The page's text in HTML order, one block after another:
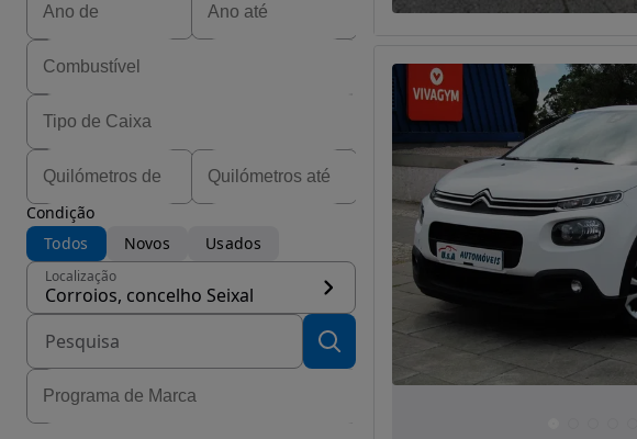
Condição
Todos
Novos Usados
Localização
Corroios, concelho Seixal